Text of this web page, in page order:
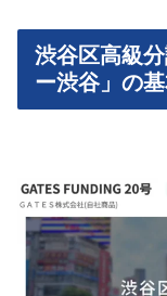
渋谷区高級
ー渋谷」の